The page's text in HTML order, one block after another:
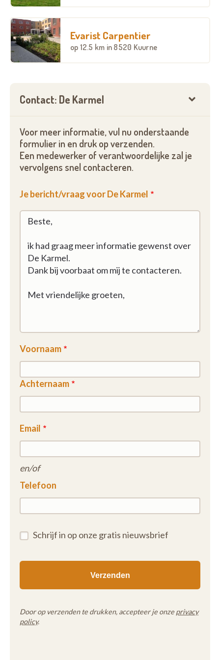
Meer informatie vind je op: www.curando.be
Vind woonzorgcentrum De Karmel ook
Evarist Carpentier
op 12.5 km in 8520 Kuurne
Contact: De Karmel
Voor meer informatie, vul nu onderstaande
formulier in en druk op verzenden.
Een medewerker of verantwoordelijke zal je
vervolgens snel contacteren.
Je bericht/vraag voor De Karmel
Voornaam
Achternaam
Email
en/of
Telefoon
Schrijf in op onze gratis nieuwsbrief
Door op verzenden te drukken, accepteer je onze privacy
policy.